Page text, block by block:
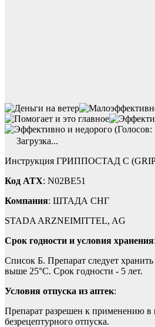
(Голосов:
Загрузка...
Инструкция ГРИППОСТАД С
Код ATX: N02BE51
Компания: ШТАДА СНГ
STADA ARZNEIMITTEL, AG
Срок годности и условия хранения:
Список Б. Препарат следует
выше 25°C. Срок годности - 5 лет.
Условия отпуска из аптек:
Препарат разрешен к применению в
безрецептурного отпуска.